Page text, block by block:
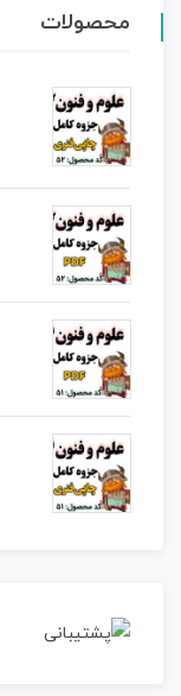
محصولات